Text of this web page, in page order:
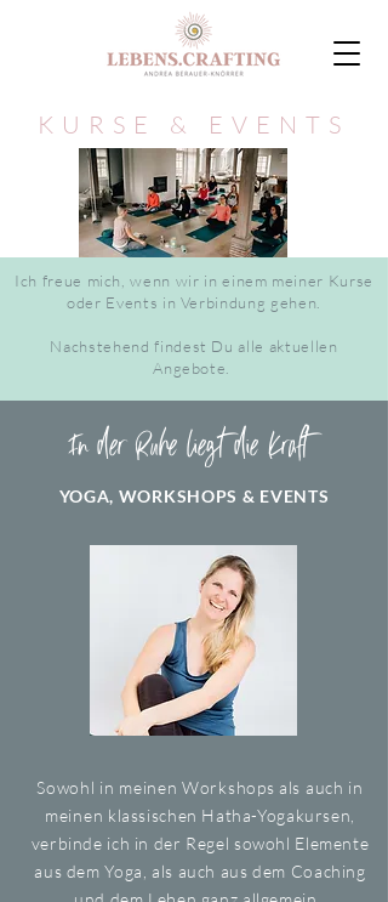
KURSE & EVENTS
Ich freue mich, wenn wir in einem meiner Kurse
oder Events in Verbindung gehen.
Nachstehend findest Du alle aktuellen
Angebote.
YOGA, WORKSHOPS & EVENTS
Sowohl in meinen Workshops als auch in
meinen klassischen Hatha-Yogakursen,
verbinde ich in der Regel sowohl Elemente
aus dem Yoga, als auch aus dem Coaching
In derRuheliegt die Kraft